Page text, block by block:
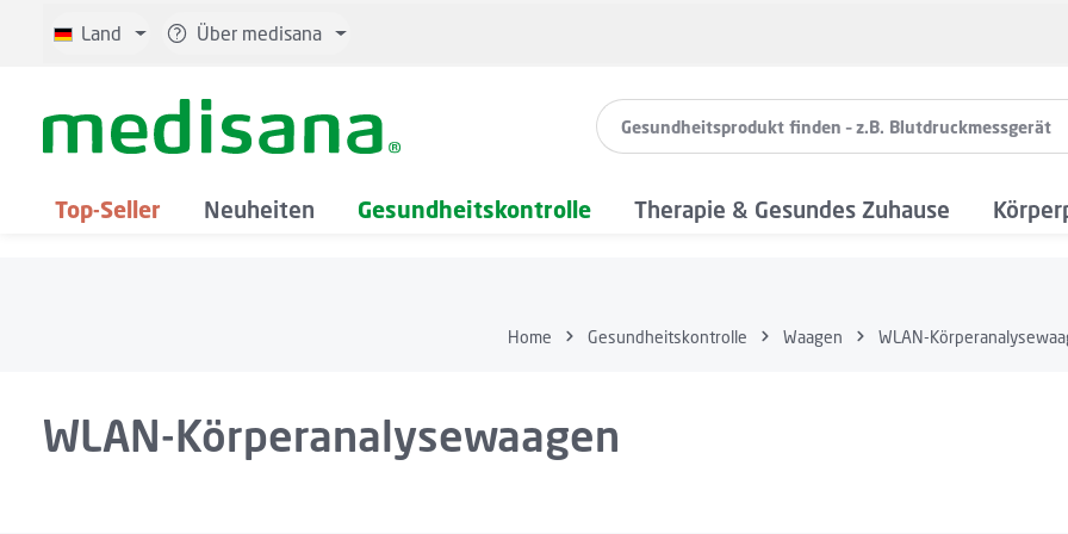
Hauptinhalt springen
Zur Suche springen
Zur Hauptnavigation springen
Land Über medisana
Top-Seller Neuheiten Gesundheitskontrolle Therapie & Gesundes Zuhause
Home Gesundheitskontrolle Waagen WLAN-
WLAN-Körperanalysewaagen